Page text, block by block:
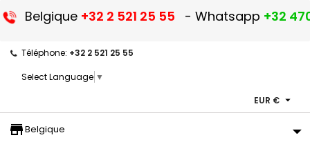
Belgique +32 2 521 25 55 - Whatsapp +32
Téléphone: +32 2 521 25 55
Select Language ▼
EUR € 
storefront
Belgique